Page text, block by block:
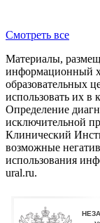
Смотреть все
Материалы,
информационный
образовательных
использовать их в
Определение
исключительной
Клинический
возможные
использования
ural.ru.